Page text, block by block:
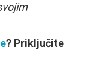
? Priključite